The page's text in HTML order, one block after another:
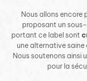
Nous allons encore
proposant un
portant ce label sont
une alternative saine
Nous soutenons ainsi
pour la